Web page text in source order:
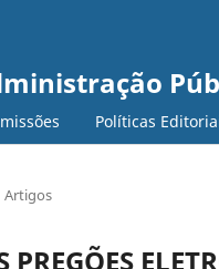
Políticas
Artigos